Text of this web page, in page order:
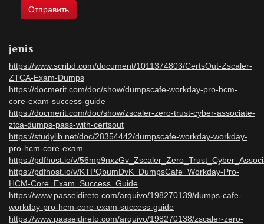
jenis
https://www.scribd.com/document/1011374803/CertsOut-Zscaler-
ZTCA-Exam-Dumps
https://docmerit.com/doc/show/dumpscafe-workday-pro-hcm-
core-exam-success-guide
https://docmerit.com/doc/show/zscaler-zero-trust-cyber-associate-
ztca-dumps-pass-with-certsout
https://studylib.net/doc/28354442/dumpscafe-workday-workday-
pro-hcm-core-exam
https://pdfhost.io/v/
https://pdfhost.io/v/KTPQbumDvK_DumpsCafe_Workday-Pro-
HCM-Core_Exam_Success_Guide
https://www.passeidireto.com/arquivo/198270139/dumps-cafe-
workday-pro-hcm-core-exam-success-guide
https://www.passeidireto.com/arquivo/198270138/zscaler-zero-